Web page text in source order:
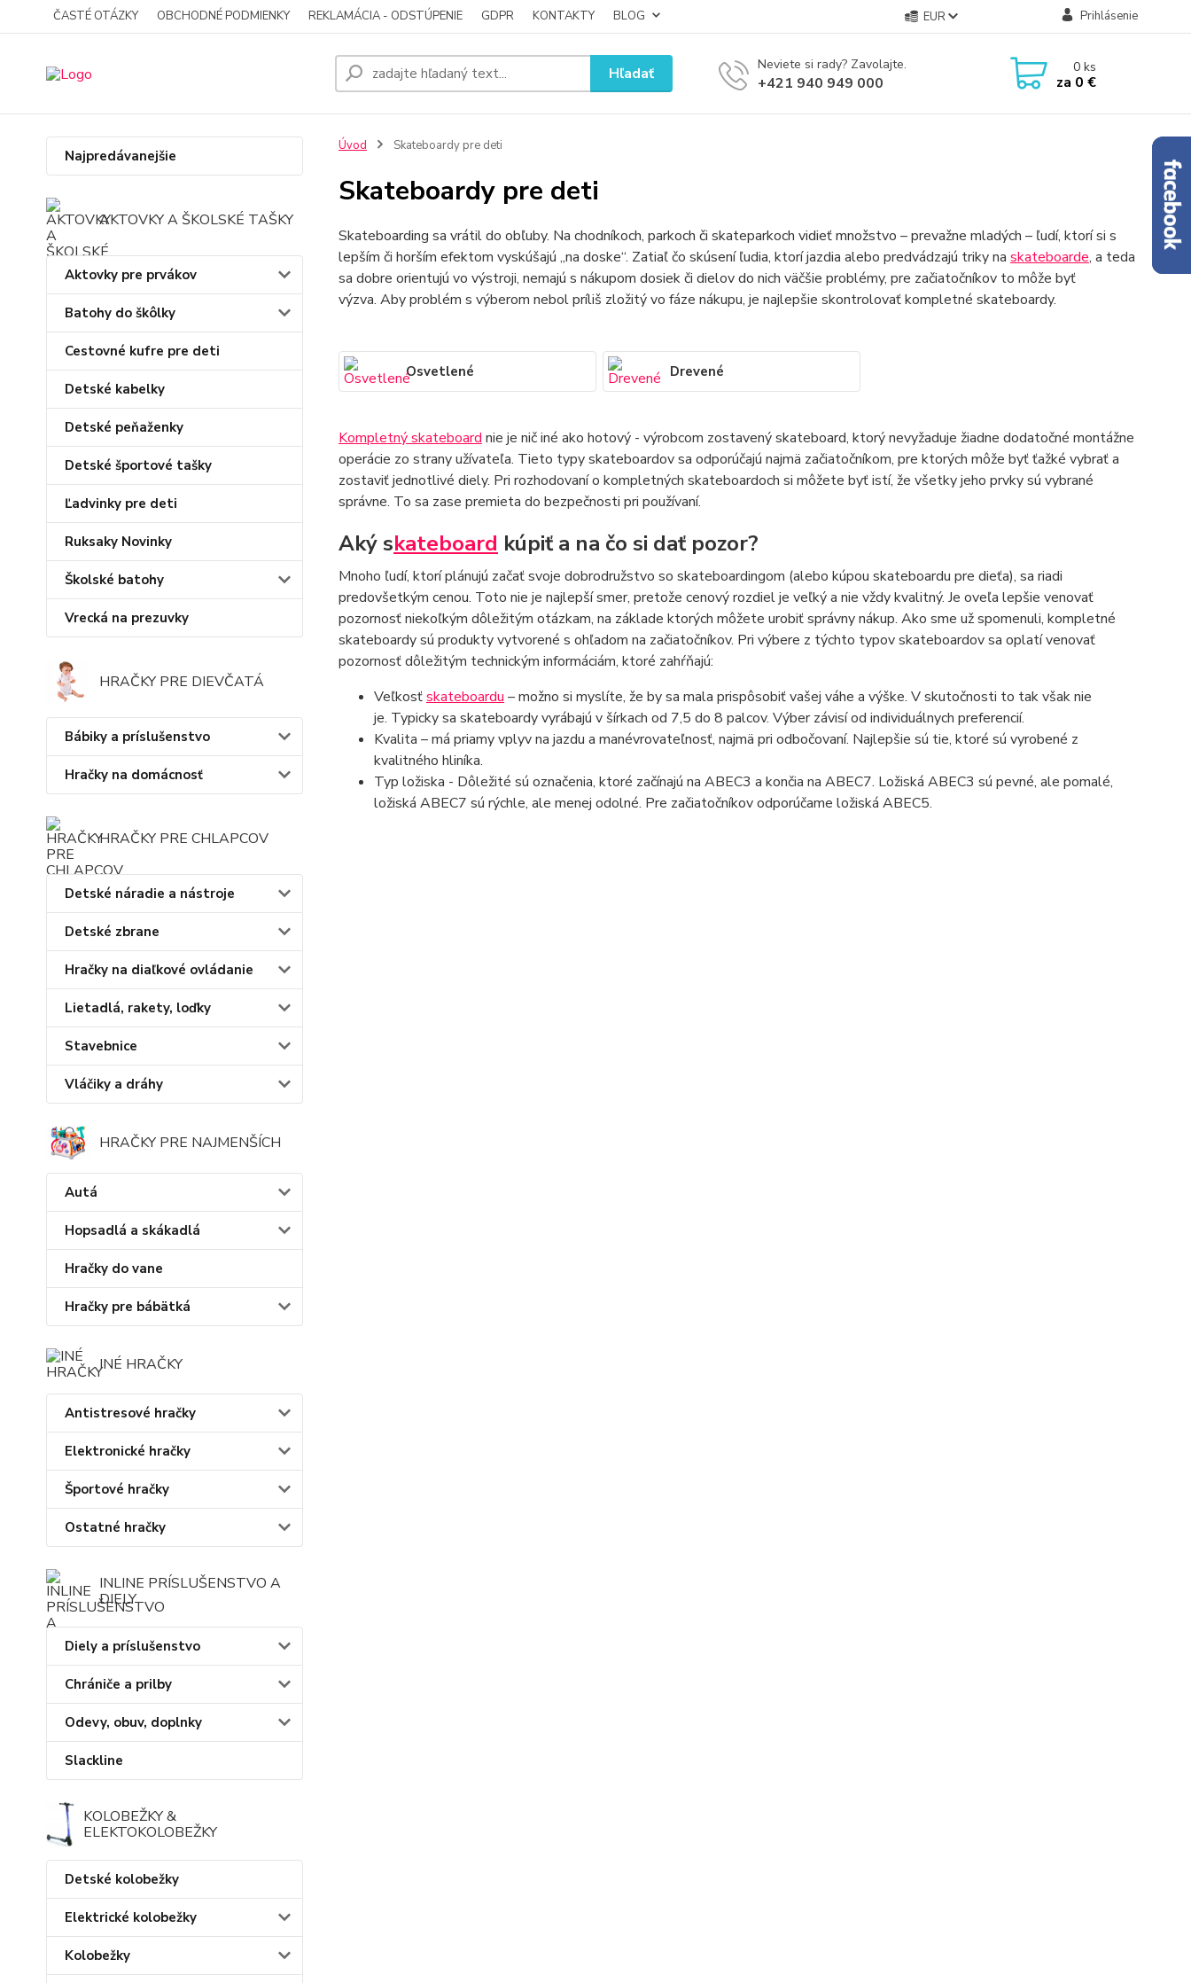
ČASTÉ OTÁZKY OBCHODNÉ PODMIENKY REKLAMÁCIA - ODSTÚPENIE GDPR KONTAKTY BLOG EUR Prihlásenie
Hľadať Neviete si rady? Zavolajte.
+421 940 949 000
0ks
za 0 €
Najpredávanejšie
AKTOVKY A ŠKOLSKÉ TAŠKY
Aktovky pre prvákov
Batohy do škôlky
Cestovné kufre pre deti
Detské kabelky
Detské peňaženky
Detské športové tašky
Ľadvinky pre deti
Ruksaky Novinky
Školské batohy
Vrecká na prezuvky
HRAČKY PRE DIEVČATÁ
Bábiky a príslušenstvo
Hračky na domácnosť
HRAČKY PRE CHLAPCOV
Detské náradie a nástroje
Detské zbrane
Hračky na diaľkové ovládanie
Lietadlá, rakety, loďky
Stavebnice
Vláčiky a dráhy
HRAČKY PRE NAJMENŠÍCH
Autá
Hopsadlá a skákadlá
Hračky do vane
Hračky pre bábätká
INÉ HRAČKY
Antistresové hračky
Elektronické hračky
Športové hračky
Ostatné hračky
INLINE PRÍSLUŠENSTVO A
DIELY
Diely a príslušenstvo
Chrániče a prilby
Odevy, obuv, doplnky
Slackline
KOLOBEŽKY &
ELEKTOKOLOBEŽKY
Detské kolobežky
Elektrické kolobežky
Kolobežky
Úvod Skateboardy pre deti
Skateboardy pre deti
Skateboarding sa vrátil do obľuby. Na chodníkoch, parkoch či skateparkoch vidieť množstvo – prevažne mladých – ľudí, ktorí si s
lepším či horším efektom vyskúšajú „na doske“. Zatiaľ čo skúsení ľudia, ktorí jazdia alebo predvádzajú triky na skateboarde, a teda
sa dobre orientujú vo výstroji, nemajú s nákupom dosiek či dielov do nich väčšie problémy, pre začiatočníkov to môže byť
výzva. Aby problém s výberom nebol príliš zložitý vo fáze nákupu, je najlepšie skontrolovať kompletné skateboardy.
Osvetlené Drevené
Kompletný skateboard nie je nič iné ako hotový - výrobcom zostavený skateboard, ktorý nevyžaduje žiadne dodatočné montážne
operácie zo strany užívateľa. Tieto typy skateboardov sa odporúčajú najmä začiatočníkom, pre ktorých môže byť ťažké vybrať a
zostaviť jednotlivé diely. Pri rozhodovaní o kompletných skateboardoch si môžete byť istí, že všetky jeho prvky sú vybrané
správne. To sa zase premieta do bezpečnosti pri používaní.
Aký skateboard kúpiť a na čo si dať pozor?
Mnoho ľudí, ktorí plánujú začať svoje dobrodružstvo so skateboardingom (alebo kúpou skateboardu pre dieťa), sa riadi
predovšetkým cenou. Toto nie je najlepší smer, pretože cenový rozdiel je veľký a nie vždy kvalitný. Je oveľa lepšie venovať
pozornosť niekoľkým dôležitým otázkam, na základe ktorých môžete urobiť správny nákup. Ako sme už spomenuli, kompletné
skateboardy sú produkty vytvorené s ohľadom na začiatočníkov. Pri výbere z týchto typov skateboardov sa oplatí venovať
pozornosť dôležitým technickým informáciám, ktoré zahŕňajú:
Veľkosťskateboardu – možno si myslíte, že by sa mala prispôsobiť vašej váhe a výške. V skutočnosti to tak však nie
je. Typicky sa skateboardy vyrábajú v šírkach od 7,5 do 8 palcov. Výber závisí od individuálnych preferencií.
Kvalita – má priamy vplyv na jazdu a manévrovateľnosť, najmä pri odbočovaní. Najlepšie sú tie, ktoré sú vyrobené z
kvalitného hliníka.
Typ ložiska - Dôležité sú označenia, ktoré začínajú na ABEC3 a končia na ABEC7. Ložiská ABEC3 sú pevné, ale pomalé,
ložiská ABEC7 sú rýchle, ale menej odolné. Pre začiatočníkov odporúčame ložiská ABEC5.